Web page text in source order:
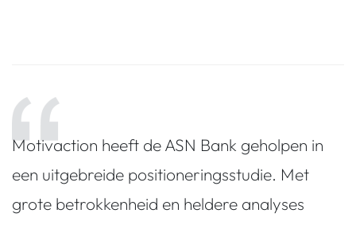
Motivaction heeft de ASN Bank geholpen in
een uitgebreide positioneringsstudie. Met
grote betrokkenheid en heldere analyses